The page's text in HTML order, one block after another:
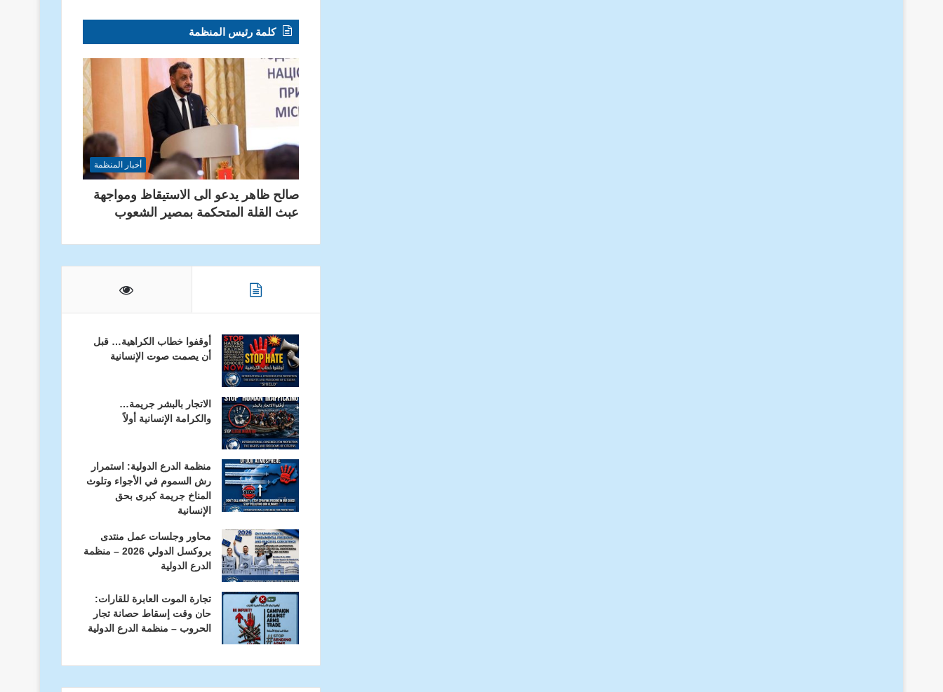
كلمة رئيس المنظمة
أخبار المنظمة
صالح ظاهر يدعو الى الاستيقاظ ومواجهة
عبث القلة المتحكمة بمصير الشعوب
أوقفوا خطاب الكراهية… قبل
أن يصمت صوت الإنسانية
الاتجار بالبشر جريمة…
والكرامة الإنسانية أولاً
منظمة الدرع الدولية: استمرار
رش السموم في الأجواء وتلوث
المناخ جريمة كبرى بحق
الإنسانية
محاور وجلسات عمل منتدى
بروكسل الدولي 2026 – منظمة
الدرع الدولية
تجارة الموت العابرة للقارات:
حان وقت إسقاط حصانة تجار
الحروب – منظمة الدرع الدولية